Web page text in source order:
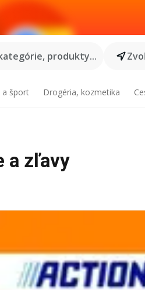
produkty...
a šport Drogéria, kozmetika
a zľavy